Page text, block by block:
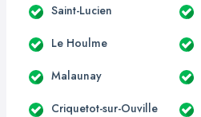
Saint-Lucien
Le Houlme
Malaunay
Criquetot-sur-Ouville